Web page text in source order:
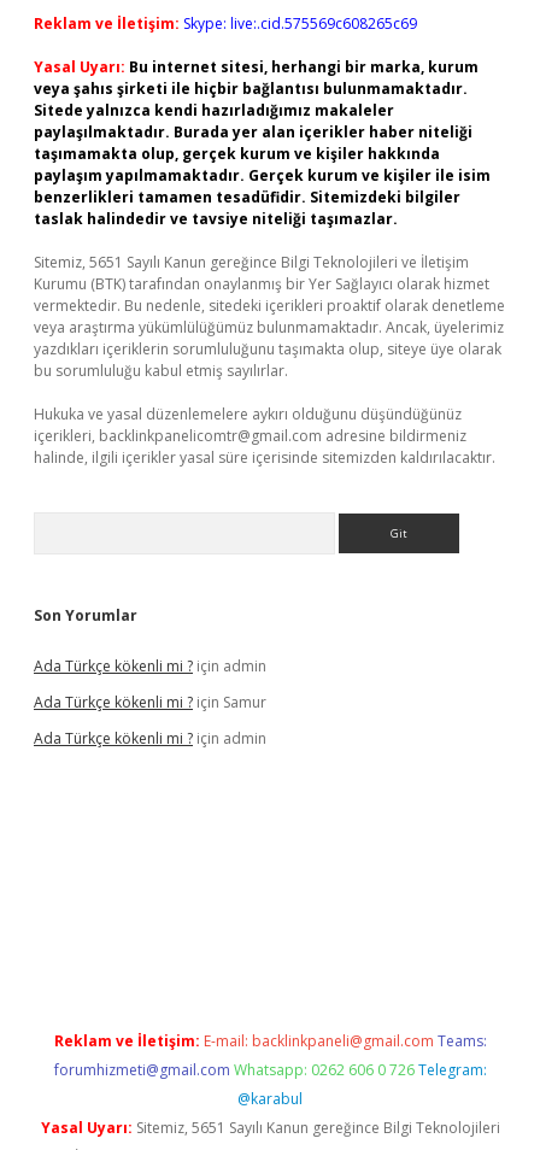
Reklam ve İletişim: Skype: live:.cid.575569c608265c69
Yasal Uyarı: Bu internet sitesi, herhangi bir marka, kurum
veya şahıs şirketi ile hiçbir bağlantısı bulunmamaktadır.
Sitede yalnızca kendi hazırladığımız makaleler
paylaşılmaktadır. Burada yer alan içerikler haber niteliği
taşımamakta olup, gerçek kurum ve kişiler hakkında
paylaşım yapılmamaktadır. Gerçek kurum ve kişiler ile isim
benzerlikleri tamamen tesadüfidir. Sitemizdeki bilgiler
taslak halindedir ve tavsiye niteliği taşımazlar.
Sitemiz, 5651 Sayılı Kanun gereğince Bilgi Teknolojileri ve İletişim
Kurumu (BTK) tarafından onaylanmış bir Yer Sağlayıcı olarak hizmet
vermektedir. Bu nedenle, sitedeki içerikleri proaktif olarak denetleme
veya araştırma yükümlülüğümüz bulunmamaktadır. Ancak, üyelerimiz
yazdıkları içeriklerin sorumluluğunu taşımakta olup, siteye üye olarak
bu sorumluluğu kabul etmiş sayılırlar.
Hukuka ve yasal düzenlemelere aykırı olduğunu düşündüğünüz
içerikleri, backlinkpanelicomtr@gmail.com adresine bildirmeniz
halinde, ilgili içerikler yasal süre içerisinde sitemizden kaldırılacaktır.
Son Yorumlar
Ada Türkçe kökenli mi ? için admin
Ada Türkçe kökenli mi ? için Samur
Ada Türkçe kökenli mi ? için admin
Reklam ve İletişim: E-mail: backlinkpaneli@gmail.com Teams:
forumhizmeti@gmail.com Whatsapp: 0262 606 0 726 Telegram:
@karabul
Yasal Uyarı: Sitemiz, 5651 Sayılı Kanun gereğince Bilgi Teknolojileri